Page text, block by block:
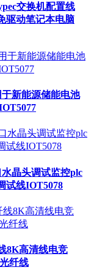
交换机配置线
驱动笔记本电脑
新能源储能电池
晶头调试监控plc
试线IOT5078
8K高清线电竞
纤线